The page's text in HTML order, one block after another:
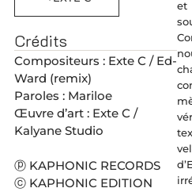
Crédits
Compositeurs : Exte C / Ed-
Ward (remix)
Paroles : Mariloe
Œuvre d’art : Exte C /
Kalyane Studio
ⓟ KAPHONIC RECORDS
ⓒ KAPHONIC EDITION
et